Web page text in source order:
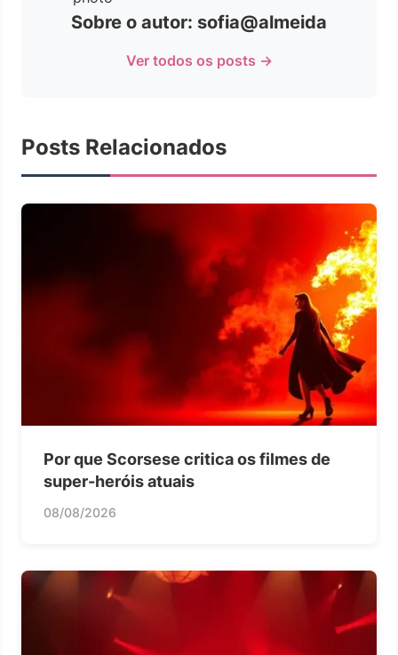
Sobre o autor: sofia@almeida
Ver todos os posts →
Posts Relacionados
Por que Scorsese critica os filmes de
super-heróis atuais
08/08/2026